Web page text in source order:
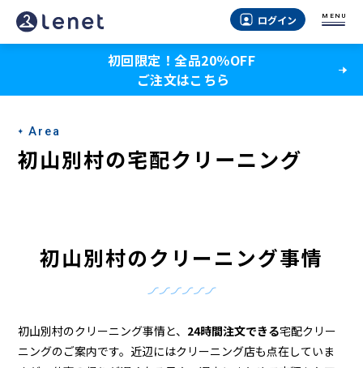
初
山
村
の
ク
店
ログイン MENU
初回限定！全品20％OFF
ご注文はこちら
Area
初山別村の宅配クリーニング
初山別村のクリーニング事情
初山別村のクリーニング事情と、 24時間注文できる宅配クリー
ニングのご案内です。近辺にはクリーニング店も点在していま